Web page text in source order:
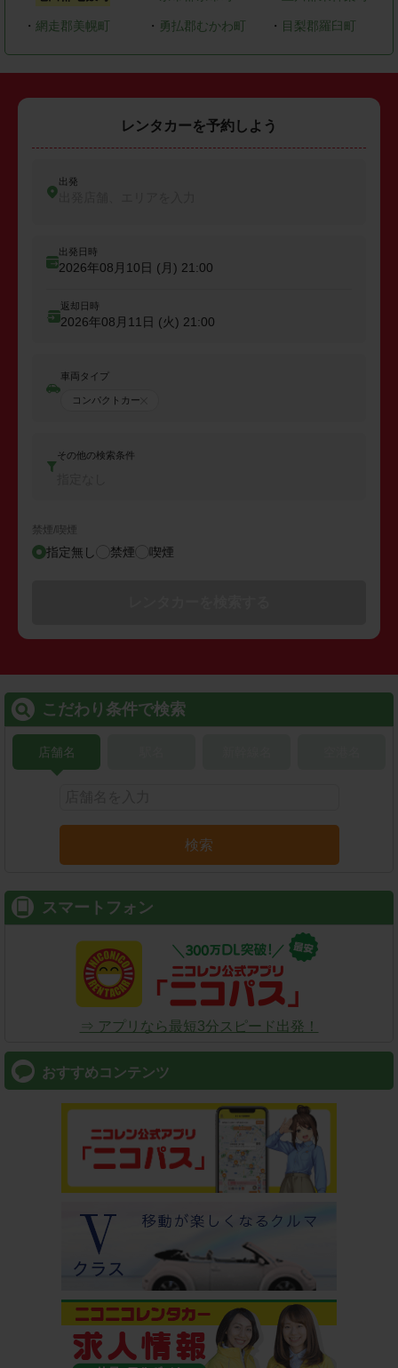
・ 網走郡美幌町 ・ 勇払郡むかわ町 ・ 目梨郡羅臼町
レンタカーを予約しよう
出発
出発日時
2026年08月10日 (月) 21:00
返却日時
2026年08月11日 (火) 21:00
車両タイプ
コンパクトカー
その他の検索条件
禁煙/喫煙
指定無し 禁煙 喫煙
こだわり条件で検索
店舗名
検索
スマートフォン
⇒ アプリなら最短3分スピード出発！
おすすめコンテンツ